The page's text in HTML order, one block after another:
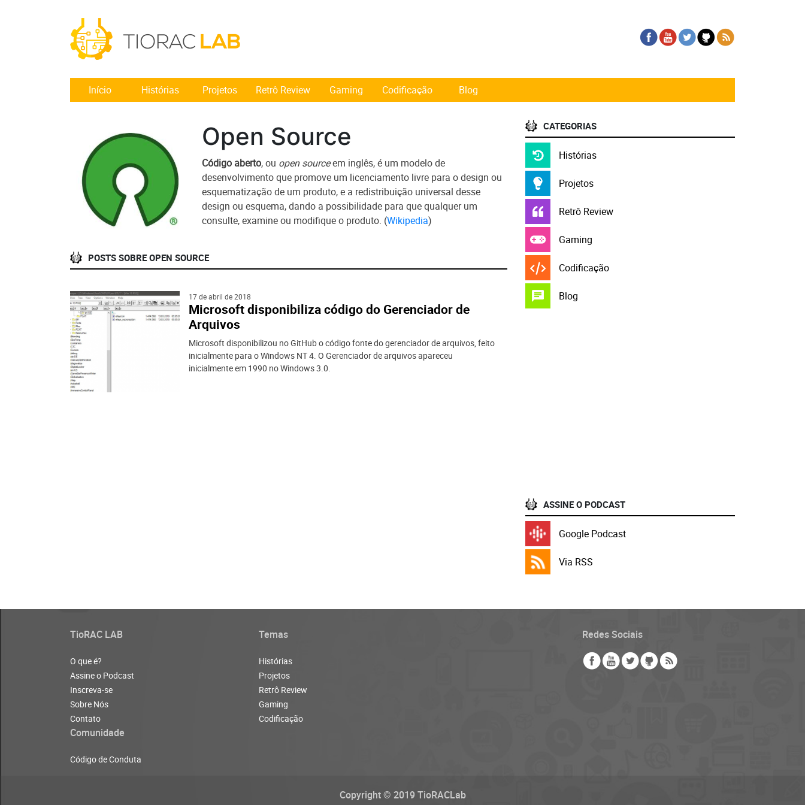
Início Histórias Projetos Retrô Review Gaming Codificação Blog
Open Source
Código aberto, ou open sourceem inglês, é um modelo de
desenvolvimento que promove um licenciamento livre para o design ou
esquematização de um produto, e a redistribuição universal desse
design ou esquema, dando a possibilidade para que qualquer um
consulte, examine ou modifique o produto. (Wikipedia)
POSTS SOBRE OPEN SOURCE
17 de abril de 2018
Microsoft disponibiliza código do Gerenciador de
Arquivos
Microsoft disponibilizou no GitHub o código fonte do gerenciador de arquivos, feito
inicialmente para o Windows NT 4. O Gerenciador de arquivos apareceu
inicialmente em 1990 no Windows 3.0.
CATEGORIAS
Histórias
Projetos
Retrô Review
Gaming
Codificação
Blog
ASSINE O PODCAST
Google Podcast
Via RSS
TioRAC LAB
O que é?
Assine o Podcast
Inscreva-se
Sobre Nós
Contato
Temas
Histórias
Projetos
Retrô Review
Gaming
Codificação
Comunidade
Código de Conduta
Redes Sociais
Copyright © 2019 TioRACLab